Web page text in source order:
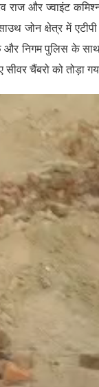
राज और ज्वाइंट
जोन क्षेत्र में
और निगम पुलिस के
चैंबरो को तोड़ा